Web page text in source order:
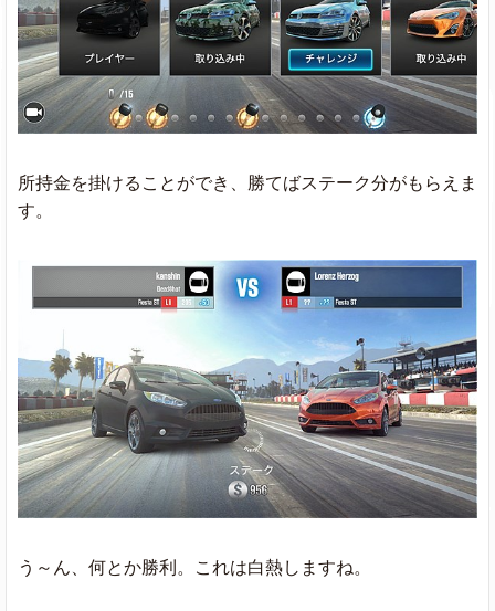
所持金を掛けることができ、勝てばステーク分がもらえま
す。
う～ん、何とか勝利。これは白熱しますね。